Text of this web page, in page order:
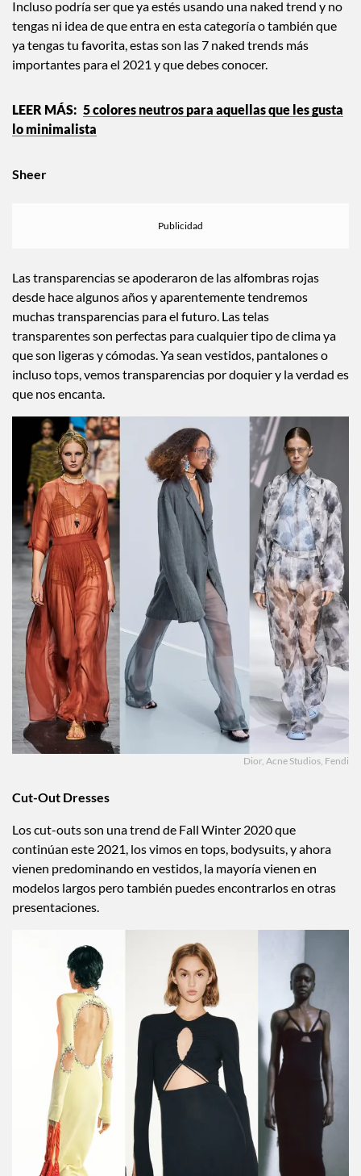
Incluso podría ser que ya estés usando una naked trend y no
tengas ni idea de que entra en esta categoría o también que
ya tengas tu favorita, estas son las 7 naked trends más
importantes para el 2021 y que debes conocer.
5 colores neutros para aquellas que les gusta
lo minimalista
Sheer
Las transparencias se apoderaron de las alfombras rojas
desde hace algunos años y aparentemente tendremos
muchas transparencias para el futuro. Las telas
transparentes son perfectas para cualquier tipo de clima ya
que son ligeras y cómodas. Ya sean vestidos, pantalones o
incluso tops, vemos transparencias por doquier y la verdad es
que nos encanta.
Dior, Acne Studios, Fendi
Cut-Out Dresses
Los cut-outs son una trend de Fall Winter 2020 que
continúan este 2021, los vimos en tops, bodysuits, y ahora
vienen predominando en vestidos, la mayoría vienen en
modelos largos pero también puedes encontrarlos en otras
presentaciones.